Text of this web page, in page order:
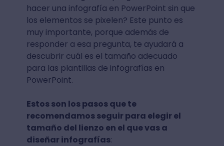
hacer una infografía en PowerPoint sin que
los elementos se pixelen? Este punto es
muy importante, porque además de
responder a esa pregunta, te ayudará a
descubrir cuál es el tamaño adecuado
para las plantillas de infografías en
PowerPoint.
Estos son los pasos que te
recomendamos seguir para elegir el
tamaño del lienzo en el que vas a
diseñar infografías: